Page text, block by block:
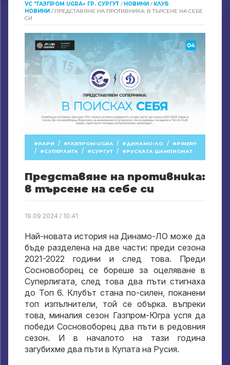
VC "ГАЗПРОМ UGRA» ГР. СУРГУТ / НОВИНИ / КЛУБ
НОВИНИ / ПРЕДСТАВЯНЕ НА ПРОТИВНИКА: В ТЪРСЕНЕ НА СЕБЕ
СИ
ПАРИ / ГАЗПРОМ-UGRA / ДИНАМО-ЛО / PINERY
/ СУПЕРЛИГА / СУРГУТ / РУСКАТА ШАМПИОНАТ
Представяне на противника:
в търсене на себе си
19.09.2024 / 10:41
Най-новата история на Динамо-ЛО може да
бъде разделена на две части: преди сезона
2021-2022 години и след това. Преди
Сосновоборец се бореше за оцеляване в
Суперлигата, след това два пъти стигнаха
до Топ 6. Клубът стана по-силен, поканени
топ изпълнители, той се обърка. въпреки
това, миналия сезон Газпром-Югра успя да
победи Сосновоборец два пъти в редовния
сезон. И в началото на тази година
загубихме два пъти в Купата на Русия.